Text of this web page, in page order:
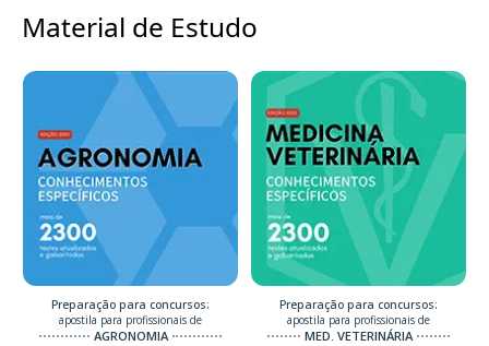
Material de Estudo
Preparação para concursos:
apostila para profissionais de
AGRONOMIA
Preparação para concursos:
apostila para profissionais de
MED. VETERINÁRIA